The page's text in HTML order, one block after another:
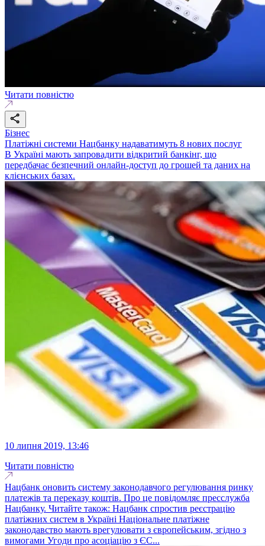
Читати повністю
Бізнес
Платіжні системи Нацбанку надаватимуть 8 нових послуг
В Україні мають запровадити відкритий банкінг, що
передбачає безпечний онлайн-доступ до грошей та даних на
клієнських базах.
10 липня 2019, 13:46
Читати повністю
Нацбанк оновить систему законодавчого регулювання ринку
платежів та переказу коштів. Про це повідомляє пресслужба
Нацбанку. Читайте також: Нацбанк спростив реєстрацію
платіжних систем в Україні Національне платіжне
законодавство мають врегулювати з європейським, згідно з
вимогами Угоди про асоціацію з ЄС...